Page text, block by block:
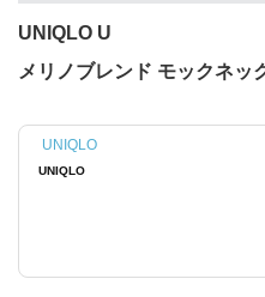
UNIQLO U
メリノブレンド モックネ
UNIQLO
UNIQLO